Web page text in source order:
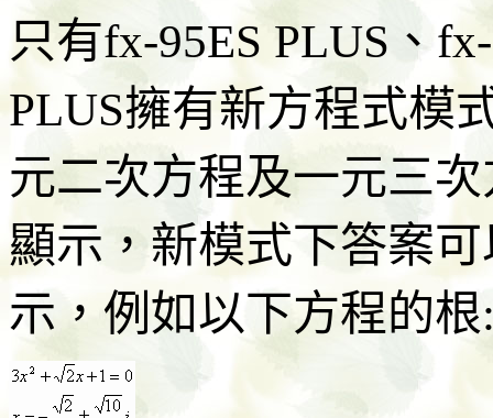
只有fx-95ES PLUS、
PLUS擁有新方程式模
元二次方程及一元三
顯示，新模式下答案
示，例如以下方程的根